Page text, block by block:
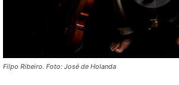
Filpo Ribeiro. Foto: José de Holanda